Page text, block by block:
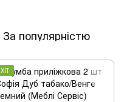
За популярністю
ХІТ